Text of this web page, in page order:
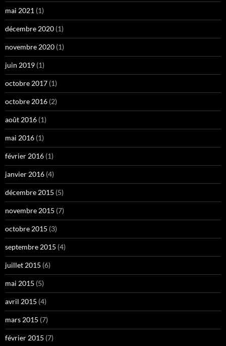
mai 2021 (1)
décembre 2020 (1)
novembre 2020 (1)
juin 2019 (1)
octobre 2017 (1)
octobre 2016 (2)
août 2016 (1)
mai 2016 (1)
février 2016 (1)
janvier 2016 (4)
décembre 2015 (5)
novembre 2015 (7)
octobre 2015 (3)
septembre 2015 (4)
juillet 2015 (6)
mai 2015 (5)
avril 2015 (4)
mars 2015 (7)
février 2015 (7)